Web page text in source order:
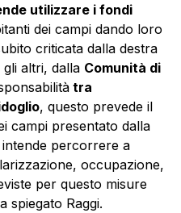
utilizzare i fondi
dei campi dando loro
criticata dalla destra
altri, dalla Comunità di
tra
, questo prevede il
campi presentato dalla
percorrere a
occupazione,
per questo misure
spiegato Raggi.